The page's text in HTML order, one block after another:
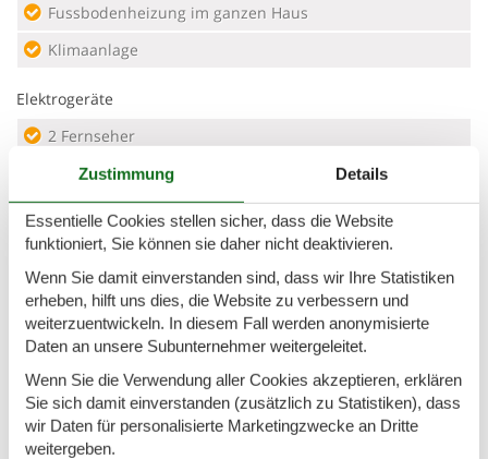
Fussbodenheizung im ganzen Haus
Klimaanlage
Elektrogeräte
2 Fernseher
Chromecast
Internet (drahtlos)
Smart TV
In der Nähe
Badeland
12 km
Die nächste Stadt
12 km
Entf. zum Wasser/Baden
90 m
Entfernung Einkauf
Zustimmung Details
Essentielle Cookies stellen sicher, dass die Website
funktioniert, Sie können sie daher nicht deaktivieren.
Wenn Sie damit einverstanden sind, dass wir Ihre Statistiken
erheben, hilft uns dies, die Website zu verbessern und
weiterzuentwickeln. In diesem Fall werden anonymisierte
Daten an unsere Subunternehmer weitergeleitet.
Wenn Sie die Verwendung aller Cookies akzeptieren, erklären
Sie sich damit einverstanden (zusätzlich zu Statistiken), dass
wir Daten für personalisierte Marketingzwecke an Dritte
weitergeben.